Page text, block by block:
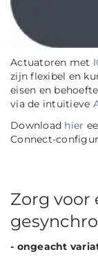
Actuatoren met
zijn flexibel en
eisen en
via de intuïtieve
Download hier
Connect-
Zorg voor
- ongeacht